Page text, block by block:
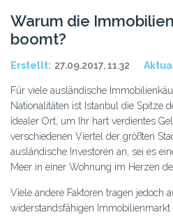
Warum die
boomt?
Erstellt: 27.09.2017, 11.32
Für viele ausländische
Nationalitäten ist Istanbul die Spitze
idealer Ort, um Ihr hart verdientes
verschiedenen Viertel der größten
ausländische Investoren an, sei es
Meer in einer Wohnung im Herzen
Viele andere Faktoren tragen jedoch
widerstandsfähigen Immobilienmarkt